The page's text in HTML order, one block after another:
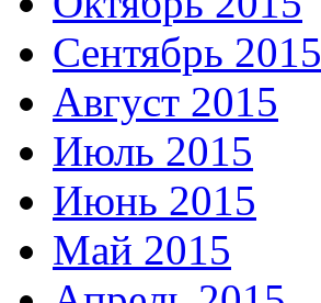
Сентябрь 2015
Август 2015
Июль 2015
Июнь 2015
Май 2015